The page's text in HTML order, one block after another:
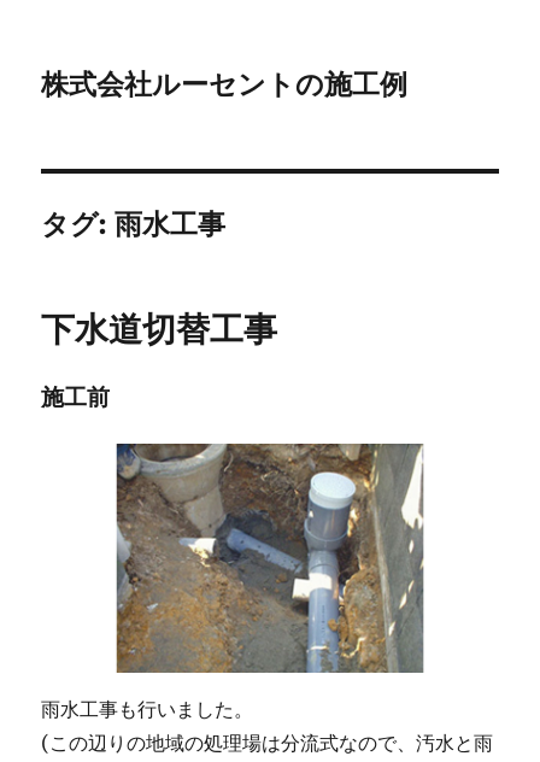
株式会社ルーセントの施工例
タグ:雨水工事
下水道切替工事
施工前
雨水工事も行いました。
(この辺りの地域の処理場は分流式なので、汚水と雨